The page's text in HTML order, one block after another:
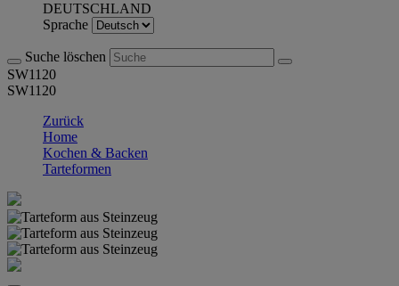
DEUTSCHLAND
Sprache
Suche löschen
SW1120
SW1120
Zurück
Home
Kochen & Backen
Tarteformen